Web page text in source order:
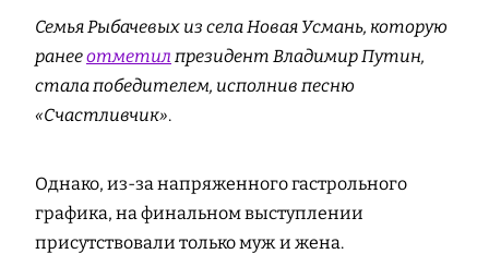
Семья Рыбачевых из села Новая Усмань, которую
ранееотметил президент Владимир Путин,
стала победителем, исполнив песню
«Счастливчик».
Однако, из-за напряженного гастрольного
графика, на финальном выступлении
присутствовали только муж и жена.